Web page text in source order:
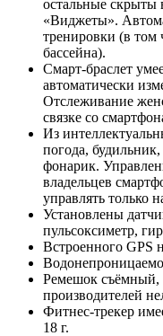
остальные скрыты
«Виджеты».
тренировки (в том
бассейна).
Смарт-браслет
автоматически
Отслеживание
связке со
Из
погода,
фонарик.
владельцев
управлять только
Установлены
пульсоксиметр,
Встроенного GPS
Ремешок съёмный,
производителей
Фитнес-трекер
18 г.